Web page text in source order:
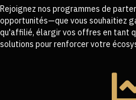
Rejoignez nos programmes de
opportunités—que vous souhaitiez
qu'affilié, élargir vos offres en tant
solutions pour renforcer votre